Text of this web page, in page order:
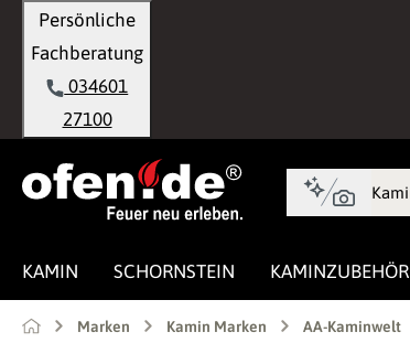
Zur Hauptnavigation springen
Persönliche
Fachberatung
034601
27100
KAMIN SCHORNSTEIN KAMINZUBEHÖR
Marken Kamin Marken AA-Kaminwelt